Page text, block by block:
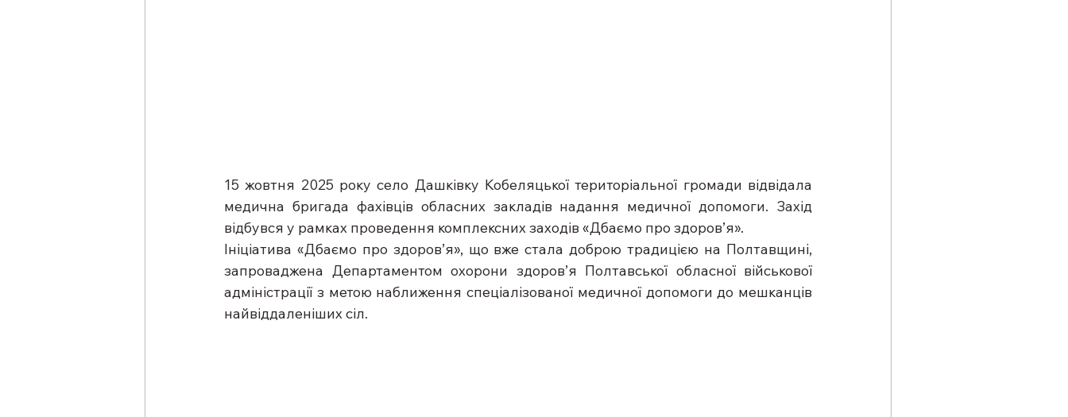
15 жовтня 2025 року село Дашківку Кобеляцької територіальної громади відвідала
медична бригада фахівців обласних закладів надання медичної допомоги. Захід
відбувся у рамках проведення комплексних заходів «Дбаємо про здоров’я».
Ініціатива «Дбаємо про здоров’я», що вже стала доброю традицією на Полтавщині,
запроваджена Департаментом охорони здоров’я Полтавської обласної військової
адміністрації з метою наближення спеціалізованої медичної допомоги до мешканців
найвіддаленіших сіл.